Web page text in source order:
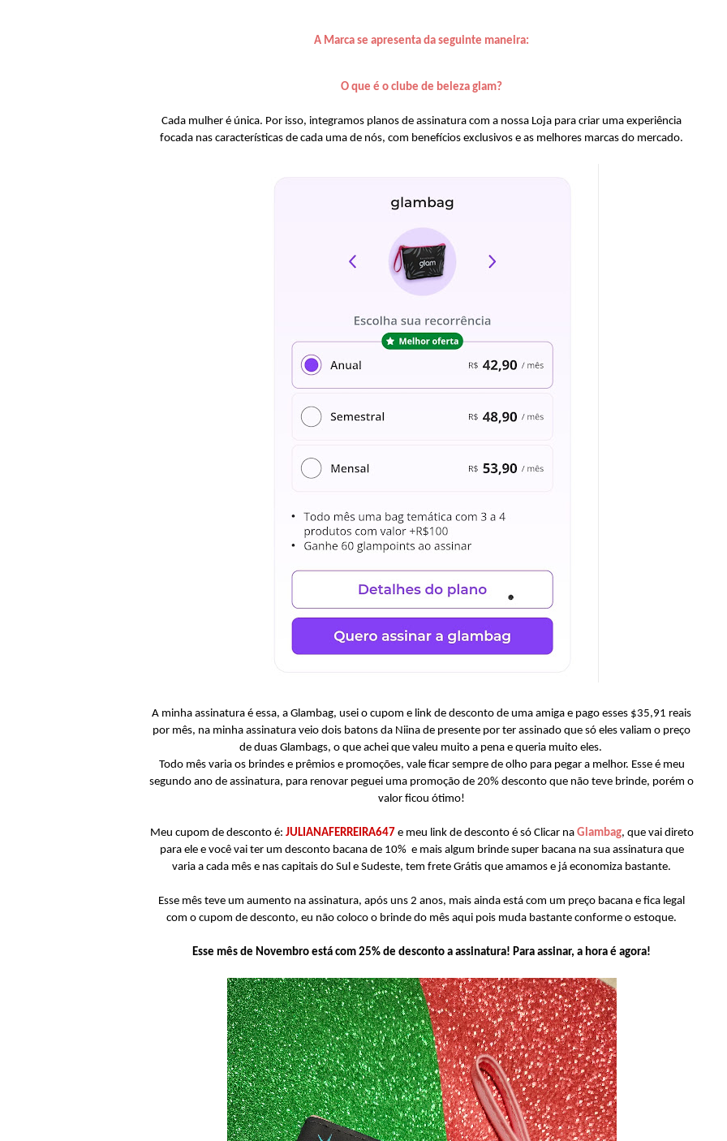
A Marca se apresenta da seguinte maneira:
O que é o clube de beleza glam?
Cada mulher é única. Por isso, integramos planos de assinatura com a nossa Loja para criar uma experiência
focada nas características de cada uma de nós, com benefícios exclusivos e as melhores marcas do mercado.
A minha assinatura é essa, a Glambag, usei o cupom e link de desconto de uma amiga e pago esses $35,91 reais
por mês, na minha assinatura veio dois batons da Niina de presente por ter assinado que só eles valiam o preço
de duas Glambags, o que achei que valeu muito a pena e queria muito eles.
Todo mês varia os brindes e prêmios e promoções, vale ficar sempre de olho para pegar a melhor. Esse é meu
segundo ano de assinatura, para renovar peguei uma promoção de 20% desconto que não teve brinde, porém o
valor ficou ótimo!
Meu cupom de desconto é: JULIANAFERREIRA647 e meu link de desconto é só Clicar na Glambag, que vai direto
para ele e você vai ter um desconto bacana de 10% e mais algum brinde super bacana na sua assinatura que
varia a cada mês e nas capitais do Sul e Sudeste, tem frete Grátis que amamos e já economiza bastante.
Esse mês teve um aumento na assinatura, após uns 2 anos, mais ainda está com um preço bacana e fica legal
com o cupom de desconto, eu não coloco o brinde do mês aqui pois muda bastante conforme o estoque.
Esse mês de Novembro está com 25% de desconto a assinatura! Para assinar, a hora é agora!